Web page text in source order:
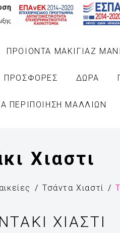
ΠΡΟΙΟΝΤΑ ΜΑΚΙΓΙΑΖ
ΠΡΟΣΦΟΡΕΣ ΔΩΡΑ
ΠΕΡΙΠΟΙΗΣΗ ΜΑΛΛΙΩΝ
Χιαστι
Τσάντα Χιαστί
ΧΙΑΣΤΙ